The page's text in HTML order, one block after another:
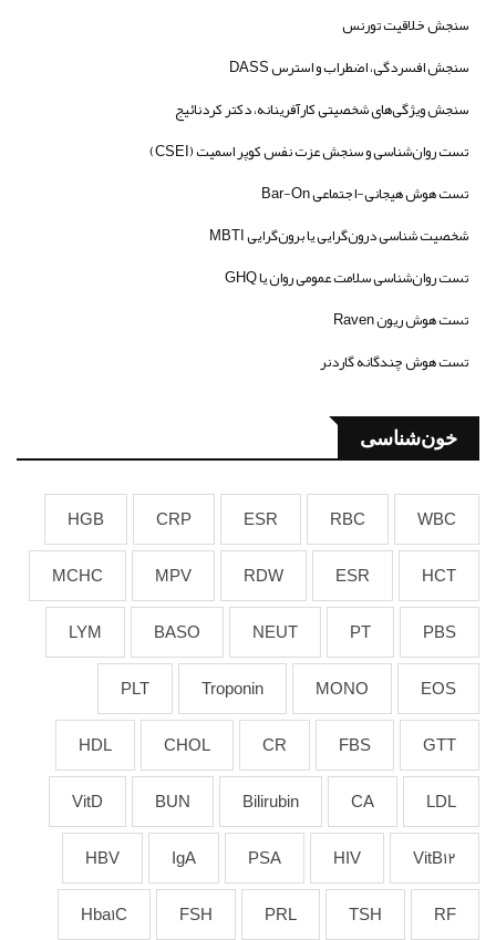
سنجش خلاقیت تورنس
سنجش افسردگی، اضطراب و استرس DASS
سنجش ویژگی‌های شخصیتی کارآفرینانه، دکتر کردنائیج
تست روان‌شناسی و سنجش عزت نفس کوپر اسمیت (CSEI)
تست هوش هیجانی-اجتماعی Bar-On
شخصیت شناسی درون‌گرایی یا برون‌گرایی MBTI
تست روان‌شناسی سلامت عمومی روان یا GHQ
تست هوش ریون Raven
تست هوش چندگانه گاردنر
خون‌شناسی
WBC
RBC
ESR
CRP
HGB
HCT
ESR
RDW
MPV
MCHC
PBS
PT
NEUT
BASO
LYM
EOS
MONO
Troponin
PLT
GTT
FBS
CR
CHOL
HDL
LDL
CA
Bilirubin
BUN
VitD
VitB12
HIV
PSA
IgA
HBV
RF
TSH
PRL
FSH
Hba1C